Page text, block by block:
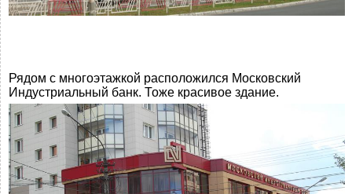
Рядом с многоэтажкой расположился Московский
Индустриальный банк. Тоже красивое здание.